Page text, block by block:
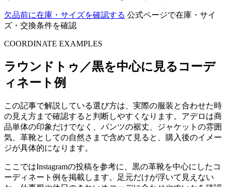
欠品前に在庫・サイズを確認する 公式ページで在庫・サイ
ズ・交換条件を確認
COORDINATE EXAMPLES
ラウンドトゥ／黒を中心に見るコーデ
ィネート例
この記事で解説している選び方は、実際の服装と合わせた時
の見え方まで確認すると判断しやすくなります。アデロは商
品単体の印象だけでなく、パンツの裾丈、ジャケットの雰囲
気、革靴としての自然さまで含めて見ると、購入後のイメー
ジが具体的になります。
ここではInstagramの投稿を参考に、黒の革靴を中心にしたコ
ーディネート例を掲載します。足元だけが浮いて見えない